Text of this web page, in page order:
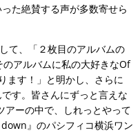
た絶賛する声が多数寄せら
て、「２枚目のアルバムの
アルバムに私の大好きなOf
ます！」と明かし、さらに
す。皆さんにずっと言えな
アーの中で、しれっとやって
』のパシフィコ横浜ワン